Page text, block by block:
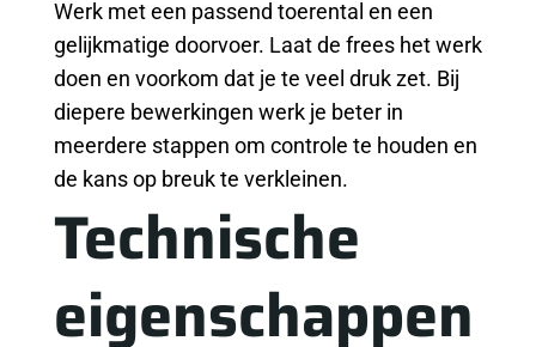
Werk met een passend toerental en een
gelijkmatige doorvoer. Laat de frees het werk
doen en voorkom dat je te veel druk zet. Bij
diepere bewerkingen werk je beter in
meerdere stappen om controle te houden en
de kans op breuk te verkleinen.
Technische
eigenschappen